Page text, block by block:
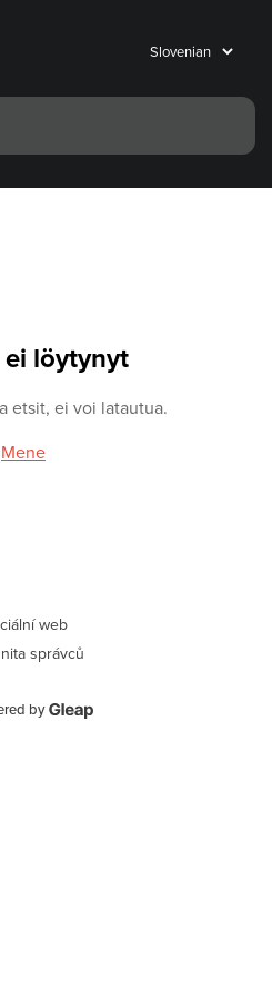
löytynyt
etsit, ei voi latautua.
Mene
web
správců
by